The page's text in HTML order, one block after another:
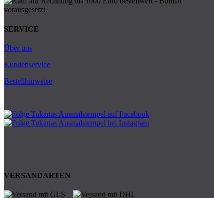
SERVICE
Über uns
Kundenservice
Bestellhinweise
VERSANDARTEN